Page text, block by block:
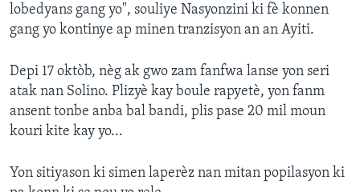
lobedyans gang yo", souliye Nasyonzini ki fè konnen
gang yo kontinye ap minen tranzisyon an an Ayiti.
Depi 17 oktòb, nèg ak gwo zam fanfwa lanse yon seri
atak nan Solino. Plizyè kay boule rapyetè, yon fanm
ansent tonbe anba bal bandi, plis pase 20 mil moun
kouri kite kay yo...
Yon sitiyason ki simen laperèz nan mitan popilasyon ki